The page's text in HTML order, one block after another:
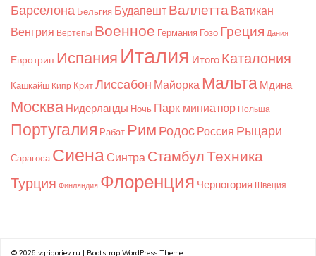
Барселона Бельгия Будапешт Валлетта Ватикан
Венгрия Вертепы Военное Германия Гозо Греция Дания
Евротрип Испания Италия Итого Каталония
Кашкайш Кипр КритЛиссабон Майорка Мальта Мдина
Москва Нидерланды Ночь Парк миниатюр Польша
Португалия Рабат Рим Родос Россия Рыцари
Сарагоса СиенаСинтра СтамбулТехника
Турция Финляндия Флоренция Черногория Швеция
© 2026 vgrigoriev.ru | Bootstrap WordPress Theme